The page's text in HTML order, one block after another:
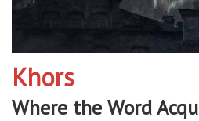
Khors
Where the Word